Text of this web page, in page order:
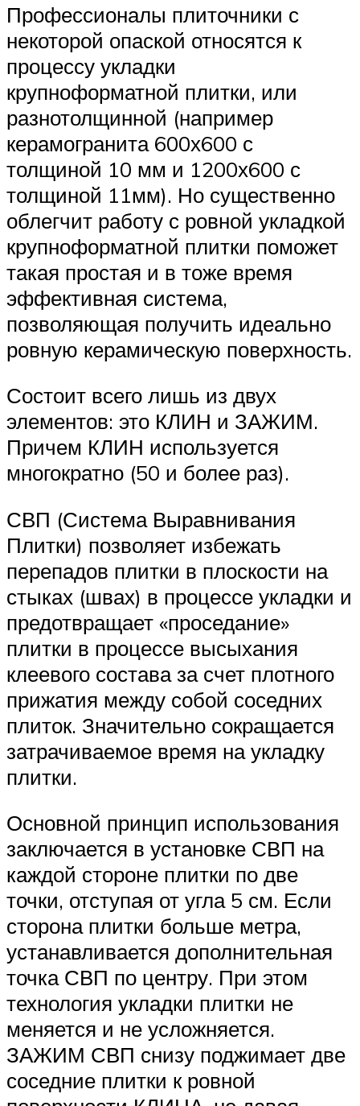
Профессионалы плиточники с
некоторой опаской относятся к
процессу укладки
крупноформатной плитки, или
разнотолщинной (например
керамогранита 600х600 с
толщиной 10 мм и 1200х600 с
толщиной 11мм). Но существенно
облегчит работу с ровной укладкой
крупноформатной плитки поможет
такая простая и в тоже время
эффективная система,
позволяющая получить идеально
ровную керамическую поверхность.
Состоит всего лишь из двух
элементов: это КЛИН и ЗАЖИМ.
Причем КЛИН используется
многократно (50 и более раз).
СВП (Система Выравнивания
Плитки) позволяет избежать
перепадов плитки в плоскости на
стыках (швах) в процессе укладки и
предотвращает «проседание»
плитки в процессе высыхания
клеевого состава за счет плотного
прижатия между собой соседних
плиток. Значительно сокращается
затрачиваемое время на укладку
плитки.
Основной принцип использования
заключается в установке СВП на
каждой стороне плитки по две
точки, отступая от угла 5 см. Если
сторона плитки больше метра,
устанавливается дополнительная
точка СВП по центру. При этом
технология укладки плитки не
меняется и не усложняется.
ЗАЖИМ СВП снизу поджимает две
соседние плитки к ровной